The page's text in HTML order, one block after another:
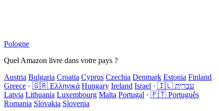
Pologne
Quel Amazon livre dans votre pays ?
Austria Bulgaria Croatia Cyprus Czechia Denmark Estonia Finland
Greece · 🇬🇷 Ελληνικά Hungary Ireland Israel ·
🇮🇱 עברית
Latvia Lithuania Luxembourg Malta Portugal · 🇵🇹 Português
Romania Slovakia Slovenia